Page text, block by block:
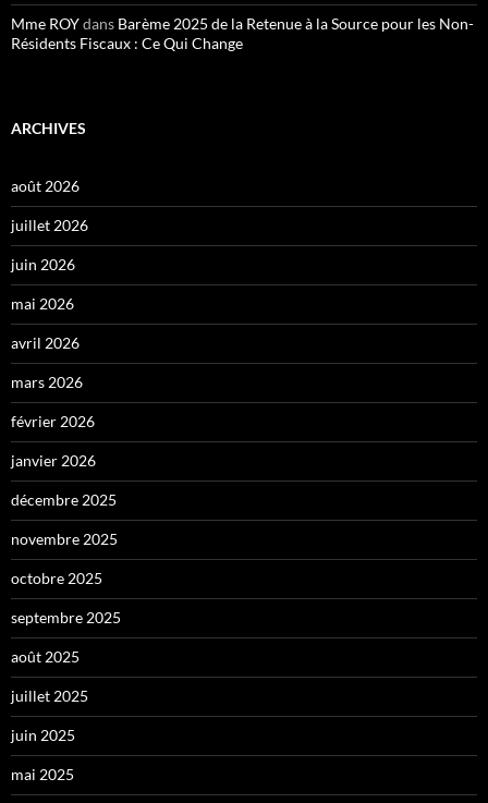
Mme ROYdans Barème 2025 de la Retenue à la Source pour les Non-
Résidents Fiscaux : Ce Qui Change
ARCHIVES
août 2026
juillet 2026
juin 2026
mai 2026
avril 2026
mars 2026
février 2026
janvier 2026
décembre 2025
novembre 2025
octobre 2025
septembre 2025
août 2025
juillet 2025
juin 2025
mai 2025